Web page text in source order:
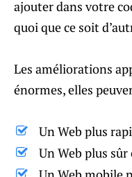
ajouter dans votre
quoi que ce soit
Les améliorations
énormes, elles
Un Web plus
Un Web plus